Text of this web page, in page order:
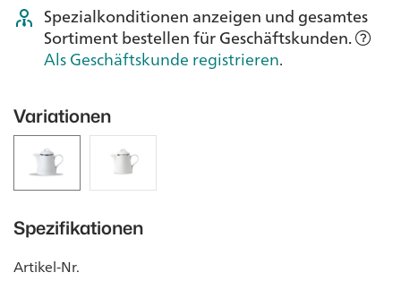
Spezialkonditionen anzeigen und gesamtes
Sortiment bestellen für Geschäftskunden.
Als Geschäftskunde registrieren.
Variationen
Spezifikationen
Artikel-Nr.